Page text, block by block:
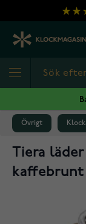
Hoppa till
Övrigt
Tiera
kaffebrunt